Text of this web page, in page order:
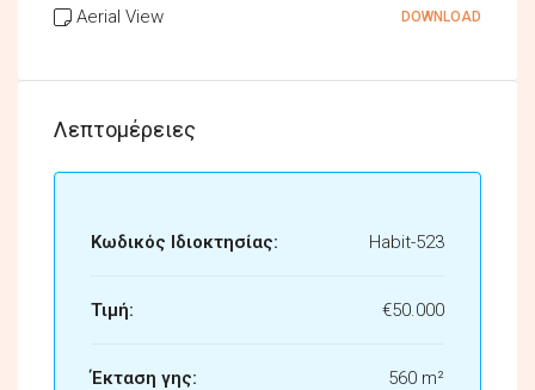
Aerial View DOWNLOAD
Λεπτομέρειες
Κωδικός Ιδιοκτησίας: Habit-523
Τιμή: €50.000
Έκταση γης: 560 m²